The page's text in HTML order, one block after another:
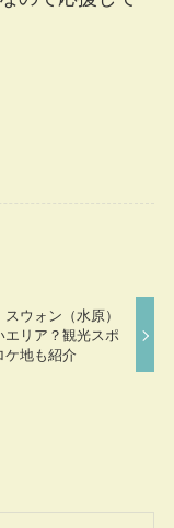
スウォン（水原）
エリア？観光スポ
ケ地も紹介